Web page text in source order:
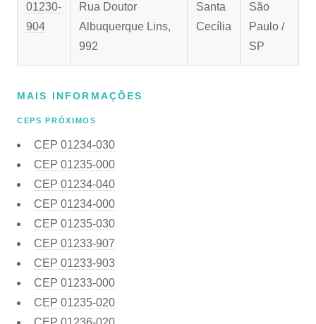
01230-
904
Rua Doutor
Albuquerque Lins,
992
Santa
Cecília
São
Paulo /
SP
MAIS INFORMAÇÕES
CEPS PRÓXIMOS
CEP 01234-030
CEP 01235-000
CEP 01234-040
CEP 01234-000
CEP 01235-030
CEP 01233-907
CEP 01233-903
CEP 01233-000
CEP 01235-020